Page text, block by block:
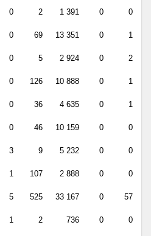
0 2 1 391 0 0
0 69 13 351 0 1
0 5 2 924 0 2
0 126 10 888 0
1
0 36 4 635 0 1
0 46 10 159 0 0
3 9 5 232 0 0
1 107 2 888 0 0
5 525 33 167 0 57
1 2 736 0
0